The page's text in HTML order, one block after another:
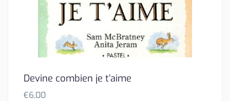
Devine combien je t’aime
€6,00